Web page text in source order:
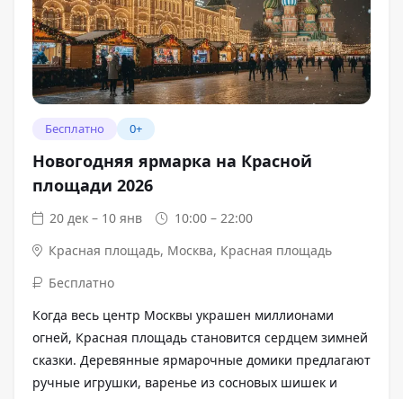
Бесплатно 0+
Новогодняя ярмарка на Красной
площади 2026
20 дек – 10 янв
10:00 – 22:00
Красная площадь, Москва, Красная площадь
Бесплатно
Когда весь центр Москвы украшен миллионами
огней, Красная площадь становится сердцем зимней
сказки. Деревянные ярмарочные домики предлагают
ручные игрушки, варенье из сосновых шишек и